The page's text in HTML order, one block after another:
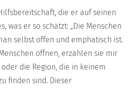
die er auf seinen
was er so schätzt: „Die Menschen
selbst offen und emphatisch ist.
öffnen, erzählen sie mir
die Region, die in keinem
finden sind. Dieser